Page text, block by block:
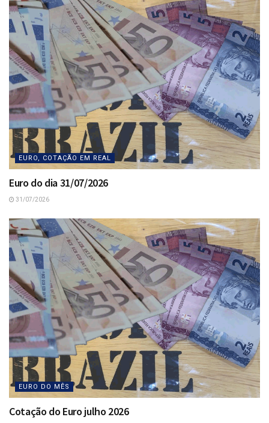
EURO, COTAÇÃO EM REAL
Euro do dia 31/07/2026
31/07/2026
EURO DO MÊS
Cotação do Euro julho 2026